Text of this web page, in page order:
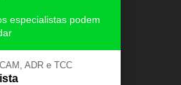
especialistas podem
ADR e TCC